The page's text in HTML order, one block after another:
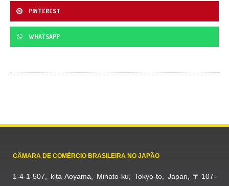
PINTEREST
WHATSAPP
CÂMARA DE COMÉRCIO BRASILEIRA NO JAPÃO
1-4-1-507, kita Aoyama, Minato-ku, Tokyo-to, Japan, 〒107-